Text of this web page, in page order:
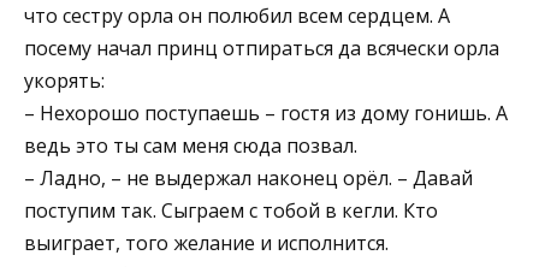
что сестру орла он полюбил всем сердцем. А
посему начал принц отпираться да всячески орла
укорять:
– Нехорошо поступаешь – гостя из дому гонишь. А
ведь это ты сам меня сюда позвал.
– Ладно, – не выдержал наконец орёл. – Давай
поступим так. Сыграем с тобой в кегли. Кто
выиграет, того желание и исполнится.